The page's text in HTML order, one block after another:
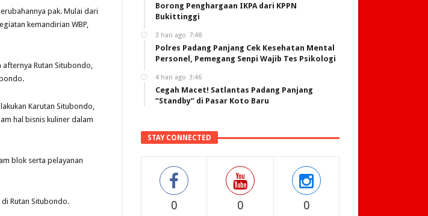
pak. Mulai dari
kemandirian WBP,
Rutan Situbondo,
Karutan Situbondo,
hal bisnis kuliner dalam
blok serta pelayanan
Rutan Situbondo.
Borong Penghargaan IKPA dari KPPN
Bukittinggi
3 hari ago 7:48
Polres Padang Panjang Cek Kesehatan Mental
Personel, Pemegang Senpi Wajib Tes Psikologi
4 hari ago 3:46
Cegah Macet! Satlantas Padang Panjang
“Standby” di Pasar Koto Baru
STAY CONNECTED
0 0 0